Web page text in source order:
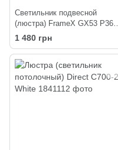
Светильник подвесной
(люстра) FrameX GX53 P360
White
1 480 грн